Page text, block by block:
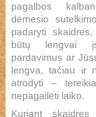
pagalbos
dėmesio
padaryti
būtų lengvai
pardavimus ar
lengva, tačiau ir
atrodyti –
nepagailėti laiko.
Kuriant skaidres